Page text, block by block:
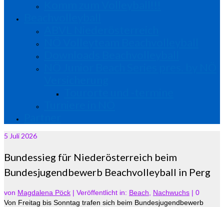
5 Juli 2026
Bundessieg für Niederösterreich beim
Bundesjugendbewerb Beachvolleyball in Perg
von Magdalena Pöck | Veröffentlicht in: Beach Nachwuchs | 0
Von Freitag bis Sonntag trafen sich beim Bundesjugendbewerb